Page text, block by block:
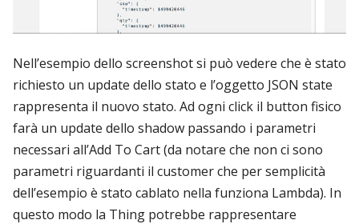
Nell’esempio dello screenshot si può vedere che è stato
richiesto un update dello stato e l’oggetto JSON state
rappresenta il nuovo stato. Ad ogni click il button fisico
farà un update dello shadow passando i parametri
necessari all’Add To Cart (da notare che non ci sono
parametri riguardanti il customer che per semplicità
dell’esempio è stato cablato nella funziona Lambda). In
questo modo la Thing potrebbe rappresentare